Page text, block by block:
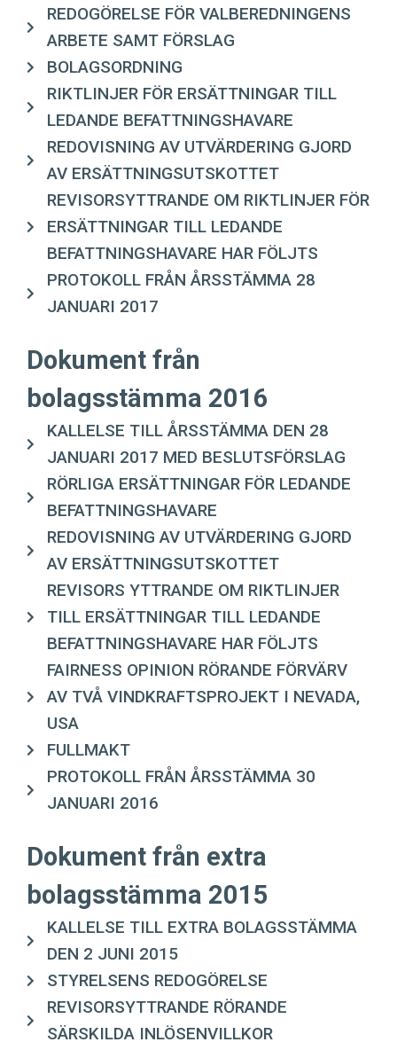
REDOGÖRELSE FÖR VALBEREDNINGENS
ARBETE SAMT FÖRSLAG
BOLAGSORDNING
RIKTLINJER FÖR ERSÄTTNINGAR TILL
LEDANDE BEFATTNINGSHAVARE
REDOVISNING AV UTVÄRDERING GJORD
AV ERSÄTTNINGSUTSKOTTET
REVISORSYTTRANDE OM RIKTLINJER FÖR
ERSÄTTNINGAR TILL LEDANDE
BEFATTNINGSHAVARE HAR FÖLJTS
PROTOKOLL FRÅN ÅRSSTÄMMA 28
JANUARI 2017
Dokument från
bolagsstämma 2016
KALLELSE TILL ÅRSSTÄMMA DEN 28
JANUARI 2017 MED BESLUTSFÖRSLAG
RÖRLIGA ERSÄTTNINGAR FÖR LEDANDE
BEFATTNINGSHAVARE
REDOVISNING AV UTVÄRDERING GJORD
AV ERSÄTTNINGSUTSKOTTET
REVISORS YTTRANDE OM RIKTLINJER
TILL ERSÄTTNINGAR TILL LEDANDE
BEFATTNINGSHAVARE HAR FÖLJTS
FAIRNESS OPINION RÖRANDE FÖRVÄRV
AV TVÅ VINDKRAFTSPROJEKT I NEVADA,
USA
FULLMAKT
PROTOKOLL FRÅN ÅRSSTÄMMA 30
JANUARI 2016
Dokument från extra
bolagsstämma 2015
KALLELSE TILL EXTRA BOLAGSSTÄMMA
DEN 2 JUNI 2015
STYRELSENS REDOGÖRELSE
REVISORSYTTRANDE RÖRANDE
SÄRSKILDA INLÖSENVILLKOR